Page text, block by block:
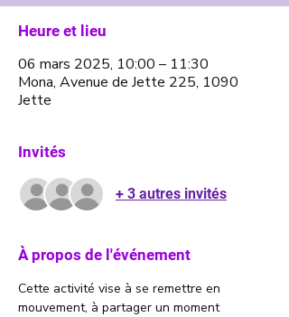
Heure et lieu
06 mars 2025, 10:00 – 11:30
Mona, Avenue de Jette 225, 1090
Jette
Invités
+ 3 autres invités
À propos de l'événement
Cette activité vise à se remettre en
mouvement, à partager un moment